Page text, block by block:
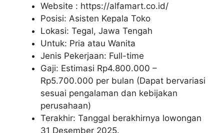
Website : https://alfamart.co.id/
Posisi: Asisten Kepala Toko
Lokasi: Tegal, Jawa Tengah
Untuk: Pria atau Wanita
Jenis Pekerjaan: Full-time
Gaji: Estimasi Rp4.800.000 –
Rp5.700.000 per bulan (Dapat bervariasi
sesuai pengalaman dan kebijakan
perusahaan)
Terakhir: Tanggal berakhirnya lowongan
31 Desember 2025.